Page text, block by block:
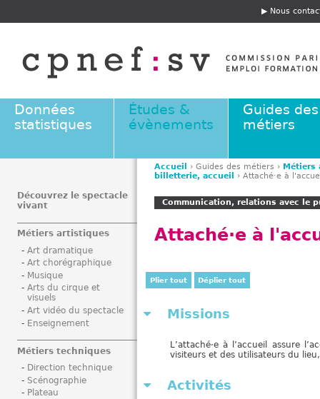
E
t
ê
e
Nous
Données
statistiques
Études &
évènements
Guides des
métiers
V
o
u
s
ê
e
s
Accueil › Guides des métiers ›
billetterie, accueil
› Attaché·e à
Communication, relations avec le
Attaché·e à
Plier tout Déplier tout
Missions
L’attaché·e à l’accueil assure
visiteurs et des utilisateurs du
Activités
Découvrez le spectacle
vivant
Métiers artistiques
Art dramatique
Art chorégraphique
Musique
Arts du cirque et
visuels
Art vidéo du spectacle
Enseignement
Métiers techniques
Direction technique
Scénographie
Plateau